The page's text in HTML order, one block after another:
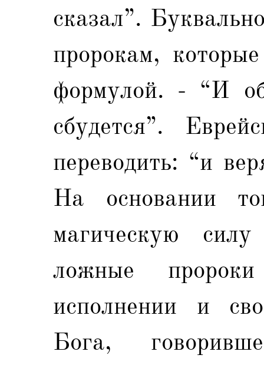
сказал”.
пророкам,
формулой. - “И
сбудется”.
переводить: “и
На основании
магическую
ложные
исполнении и
Бога,